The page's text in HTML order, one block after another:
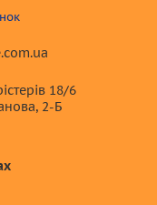
18/6
2-Б